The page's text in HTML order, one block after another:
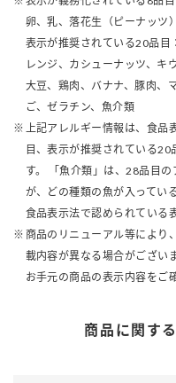
卵、乳、落花生（ピーナッツ）
表示が推奨されている20品目
レンジ、カシューナッツ、キ
大豆、鶏肉、バナナ、豚肉、
ご、ゼラチン、魚介類
上記アレルギー情報は、食品
目、表示が推奨されている20
す。 「魚介類」は、28品目
が、どの種類の魚が入ってい
食品表示法で認められている
商品のリニューアル等により
載内容が異なる場合がござい
お手元の商品の表示内容をご
商品に関す